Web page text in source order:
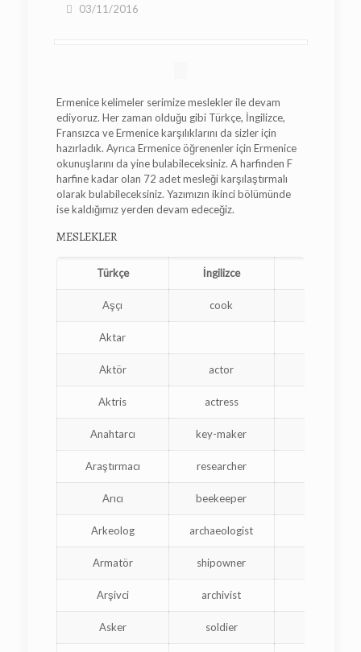
03/11/2016
Ermenice kelimeler serimize meslekler ile devam
ediyoruz. Her zaman olduğu gibi Türkçe, İngilizce,
Fransızca ve Ermenice karşılıklarını da sizler için
hazırladık. Ayrıca Ermenice öğrenenler için Ermenice
okunuşlarını da yine bulabileceksiniz. A harfinden F
harfine kadar olan 72 adet mesleği karşılaştırmalı
olarak bulabileceksiniz. Yazımızın ikinci bölümünde
ise kaldığımız yerden devam edeceğiz.
MESLEKLER
Türkçe İngilizce
Aşçı cook
Aktar
Aktör actor
Aktris actress
Anahtarcı key-maker
Araştırmacı researcher
Arıcı beekeeper
Arkeolog archaeologist
Armatör shipowner
Arşivci archivist
Asker soldier